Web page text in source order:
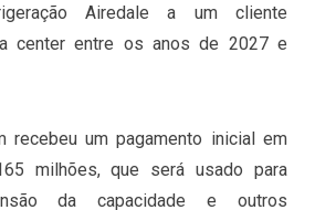
Airedale a um cliente
center entre os anos de 2027 e
recebeu um pagamento inicial em
milhões, que será usado para
da capacidade e outros